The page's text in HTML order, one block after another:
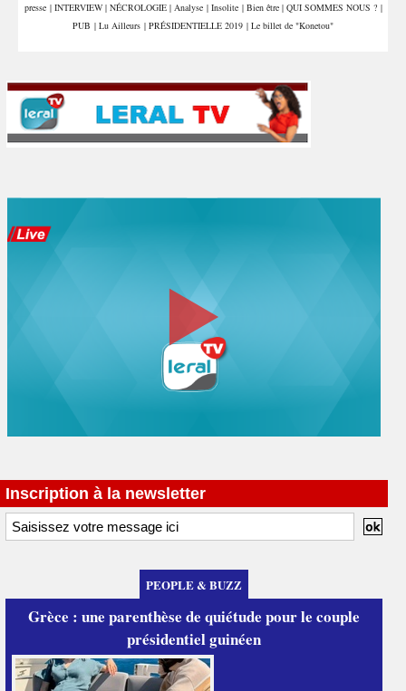
presse | INTERVIEW | NÉCROLOGIE | Analyse | Insolite | Bien être | QUI SOMMES NOUS ? |
PUB | Lu Ailleurs | PRÉSIDENTIELLE 2019 | Le billet de "Konetou"
Inscription à la newsletter
PEOPLE & BUZZ
Grèce : une parenthèse de quiétude pour le couple
présidentiel guinéen